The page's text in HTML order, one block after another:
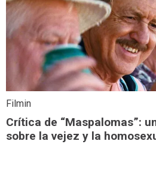
Filmin
Crítica de “Maspalomas”:
sobre la vejez y la